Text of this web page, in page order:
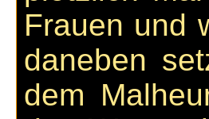
Frauen und
daneben
dem